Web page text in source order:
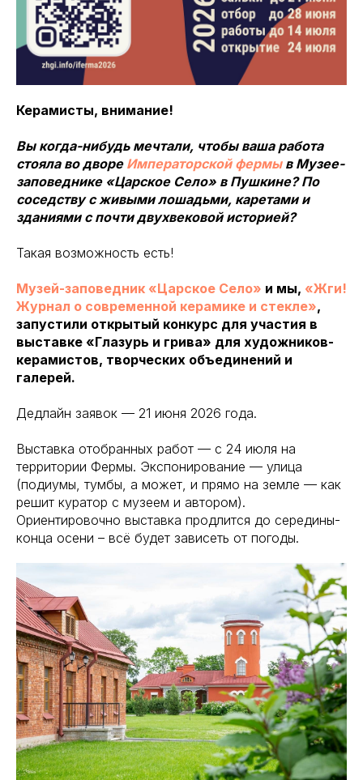
Керамисты, внимание!
Вы когда-нибудь мечтали, чтобы ваша работа
стояла во дворе Императорской фермыв Музее-
заповеднике «Царское Село» в Пушкине? По
соседству с живыми лошадьми, каретами и
зданиями с почти двухвековой историей?
Такая возможность есть!
Музей-заповедник «Царское Село» и мы, «Жги!
Журнал о современной керамике и стекле»,
запустили открытый конкурс для участия в
выставке «Глазурь и грива» для художников-
керамистов, творческих объединений и
галерей.
Дедлайн заявок — 21 июня 2026 года.
Выставка отобранных работ — с 24 июля на
территории Фермы. Экспонирование — улица
(подиумы, тумбы, а может, и прямо на земле — как
решит куратор с музеем и автором).
Ориентировочно выставка продлится до середины-
конца осени – всё будет зависеть от погоды.